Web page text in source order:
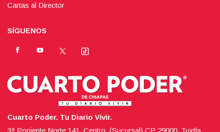
Cartas al Director
SÍGUENOS
Cuarto Poder. Tu Diario Vivir.